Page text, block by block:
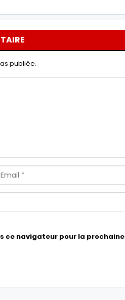
publiée.
ce navigateur pour la prochaine